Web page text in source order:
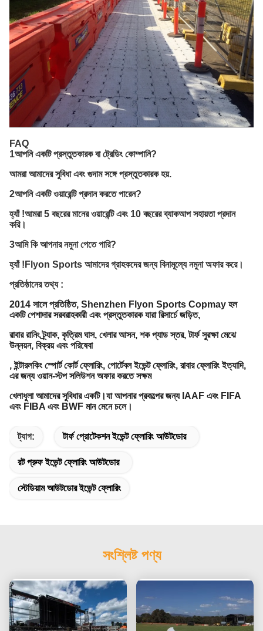
FAQ
1আপনি একটি প্রস্তুতকারক বা ট্রেডিং কোম্পানি?
আমরা আমাদের সুবিধা এবং গুদাম সঙ্গে প্রস্তুতকারক হয়.
2আপনি একটি ওয়ারেন্টি প্রদান করতে পারেন?
হ্যাঁ !আমরা 5 বছরের মানের ওয়ারেন্টি এবং 10 বছরের ব্যাকআপ সহায়তা প্রদান
করি।
3আমি কি আপনার নমুনা পেতে পারি?
হ্যাঁ !Flyon Sports আমাদের গ্রাহকদের জন্য বিনামূল্যে নমুনা অফার করে।
প্রতিষ্ঠানের তথ্য :
2014 সালে প্রতিষ্ঠিত, Shenzhen Flyon Sports Copmay হল
একটি পেশাদার সরবরাহকারী এবং প্রস্তুতকারক যারা রিসার্চে জড়িত,
রাবার রানিং ট্র্যাক, কৃত্রিম ঘাস, খেলার আসন, শক প্যাড স্তর, টার্ফ সুরক্ষা মেঝে
উন্নয়ন, বিক্রয় এবং পরিষেবা
, ইন্টারলকিং স্পোর্ট কোর্ট ফ্লোরিং, পোর্টেবল ইভেন্ট ফ্লোরিং, রাবার ফ্লোরিং ইত্যাদি,
এর জন্য ওয়ান-স্টপ সলিউশন অফার করতে সক্ষম
খেলাধুলা আমাদের সুবিধার একটি।যা আপনার প্রকল্পের জন্য IAAF এবং FIFA
এবং FIBA ​​এবং BWF মান মেনে চলে।
ট্যাগ: টার্ফ প্রোটেকশন ইভেন্ট ফ্লোরিং আউটডোর
রট প্রুফ ইভেন্ট ফ্লোরিং আউটডোর
স্টেডিয়াম আউটডোর ইভেন্ট ফ্লোরিং
সংশ্লিষ্ট পণ্য